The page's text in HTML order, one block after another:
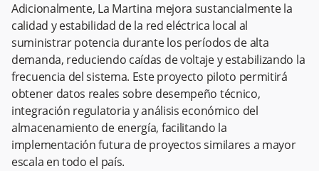
Adicionalmente, La Martina mejora sustancialmente la
calidad y estabilidad de la red eléctrica local al
suministrar potencia durante los períodos de alta
demanda, reduciendo caídas de voltaje y estabilizando la
frecuencia del sistema. Este proyecto piloto permitirá
obtener datos reales sobre desempeño técnico,
integración regulatoria y análisis económico del
almacenamiento de energía, facilitando la
implementación futura de proyectos similares a mayor
escala en todo el país.